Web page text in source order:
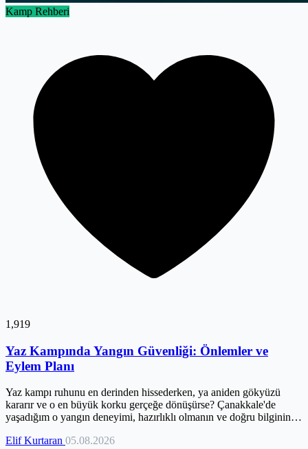
Kamp Rehberi
1,919
Yaz Kampında Yangın Güvenliği: Önlemler ve
Eylem Planı
Yaz kampı ruhunu en derinden hissederken, ya aniden gökyüzü
kararır ve o en büyük korku gerçeğe dönüşürse? Çanakkale'de
yaşadığım o yangın deneyimi, hazırlıklı olmanın ve doğru bilginin
değil, yaşadıklarımdan damıttığım gerçek derslerin bir özeti. Kamp
Elif Kurtaran 05.08.2026